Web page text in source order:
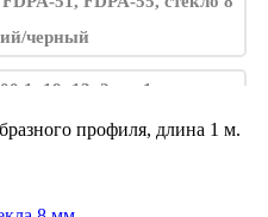
профиля, длина 1 м.